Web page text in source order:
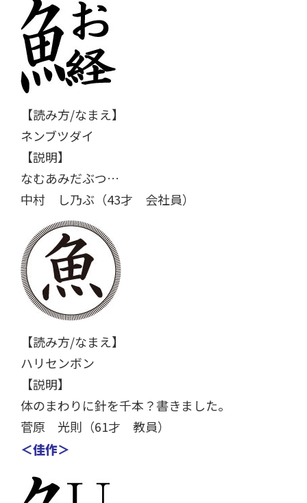
【読み方/なまえ】
ネンブツダイ
【説明】
なむあみだぶつ…
中村 し乃ぶ（43才 会社員）
【読み方/なまえ】
ハリセンボン
【説明】
体のまわりに針を千本？書きました。
菅原 光則（61才 教員）
＜佳作＞